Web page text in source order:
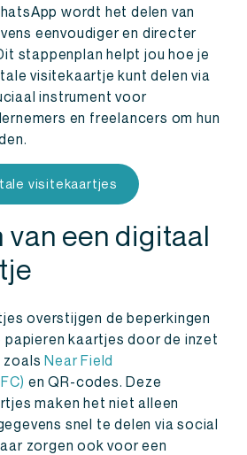
wordt het delen van
eenvoudiger en directer
stappenplan helpt jou hoe je
visitekaartje kunt delen via
instrument voor
en freelancers om hun
visitekaartjes
van een digitaal
overstijgen de beperkingen
kaartjes door de inzet
zoalsNear Field
en QR-codes. Deze
maken het niet alleen
snel te delen via social
zorgen ook voor een